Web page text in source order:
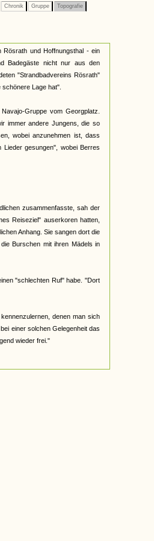
Chronik Gruppe Topografie
Rösrath und Hoffnungsthal - ein
Badegäste nicht nur aus den
"Strandbadvereins Rösrath"
Lage hat".
Gruppe vom Georgplatz.
immer andere Jungens, die so
wobei anzunehmen ist, dass
gesungen", wobei Berres
zusammenfasste, sah der
Reiseziel" auserkoren hatten,
Anhang. Sie sangen dort die
Burschen mit ihren Mädels in
"schlechten Ruf" habe. "Dort
denen man sich
einer solchen Gelegenheit das
wieder frei."